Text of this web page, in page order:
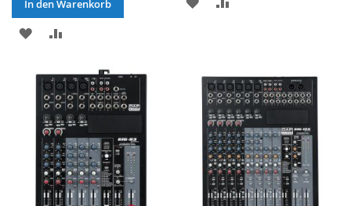
In den Warenkorb
MERKEN
HINZUFÜGEN